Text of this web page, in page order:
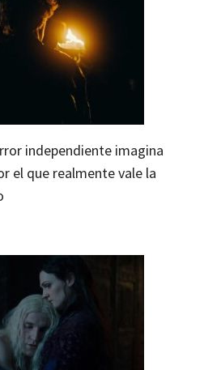
independiente imagina
el que realmente vale la